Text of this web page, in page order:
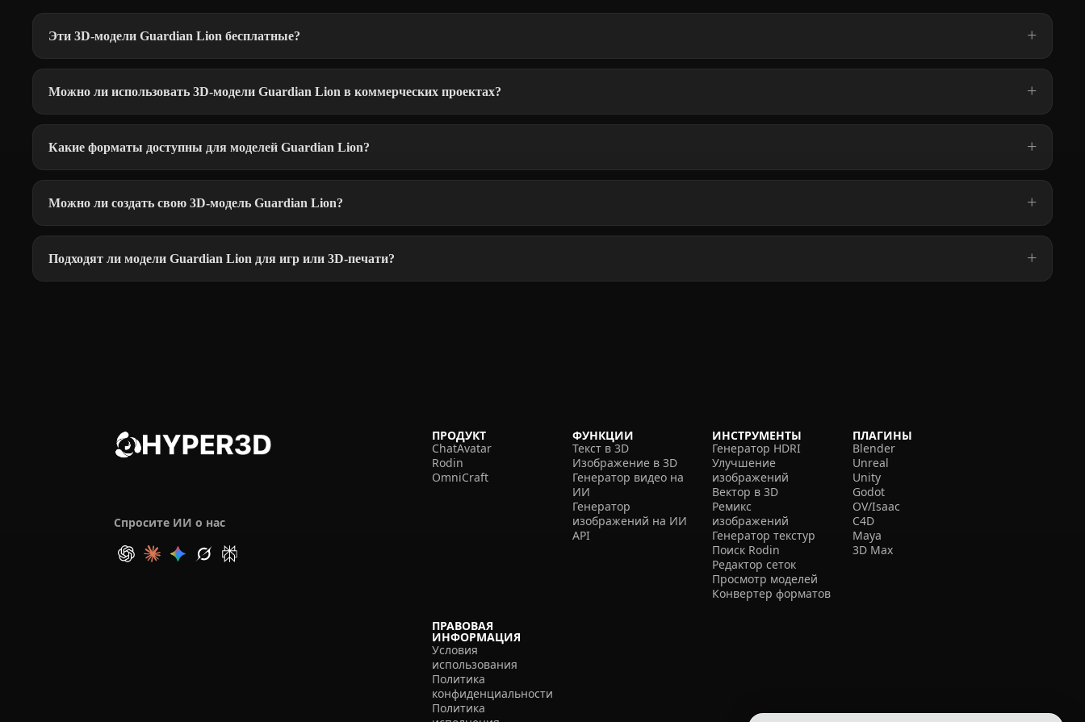
Эти 3D-модели Guardian Lion бесплатные?
Можно ли использовать 3D-модели Guardian Lion в коммерческих проектах?
Какие форматы доступны для моделей Guardian Lion?
Можно ли создать свою 3D-модель Guardian Lion?
Подходят ли модели Guardian Lion для игр или 3D-печати?
Спросите ИИ о нас
ПРОДУКТ
ChatAvatar
Rodin
OmniCraft
ФУНКЦИИ
Текст в 3D
Изображение в 3D
Генератор видео на
ИИ
Генератор
изображений на ИИ
API
ИНСТРУМЕНТЫ
Генератор HDRI
Улучшение
изображений
Вектор в 3D
Ремикс
изображений
Генератор текстур
Поиск Rodin
Редактор сеток
Просмотр моделей
Конвертер форматов
ПЛАГИНЫ
Blender
Unreal
Unity
Godot
OV/Isaac
C4D
Maya
3D Max
ПРАВОВАЯ
ИНФОРМАЦИЯ
Условия
использования
Политика
конфиденциальности
Политика